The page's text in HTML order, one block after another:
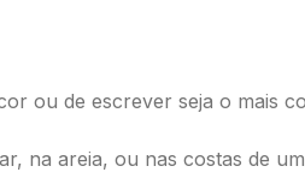
ou de escrever seja o mais
na areia, ou nas costas de